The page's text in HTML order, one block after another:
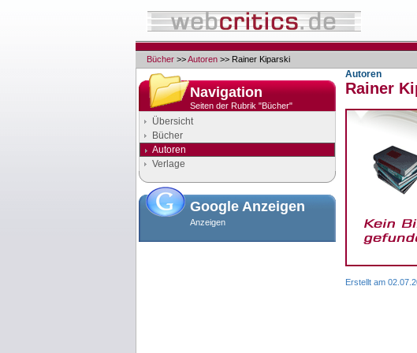
Bücher >>Autoren >> Rainer Kiparski
Navigation
Seiten der Rubrik "Bücher"
Übersicht
Bücher
Autoren
Verlage
Google Anzeigen
Anzeigen
Autoren
Rainer
Erstellt am